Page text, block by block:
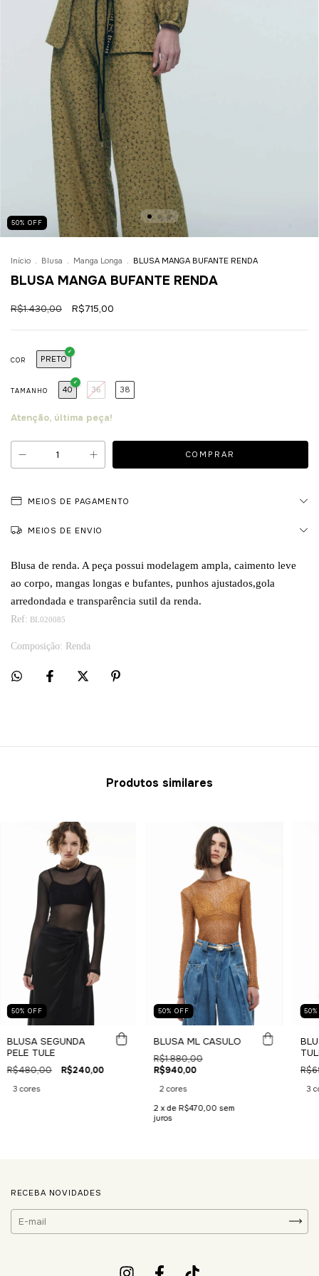
50% OFF
Início . Blusa . Manga Longa . BLUSA MANGA BUFANTE RENDA
BLUSA MANGA BUFANTE RENDA
R$1.430,00 R$715,00
COR PRETO
TAMANHO 40 36 38
Atenção, última peça!
MEIOS DE PAGAMENTO
MEIOS DE ENVIO
Blusa de renda. A peça possui modelagem ampla, caimento leve
ao corpo, mangas longas e bufantes, punhos ajustados,gola
arredondada e transparência sutil da renda.
Ref: BL020085
Composição: Renda
Produtos similares
50% OFF
BLUSA SEGUNDA
PELE TULE
R$480,00 R$240,00
3 cores
50% OFF
BLUSA ML CASULO
R$1.880,00
R$940,00
2 cores
2 x de R$470,00 sem
juros
50
3
RECEBA NOVIDADES